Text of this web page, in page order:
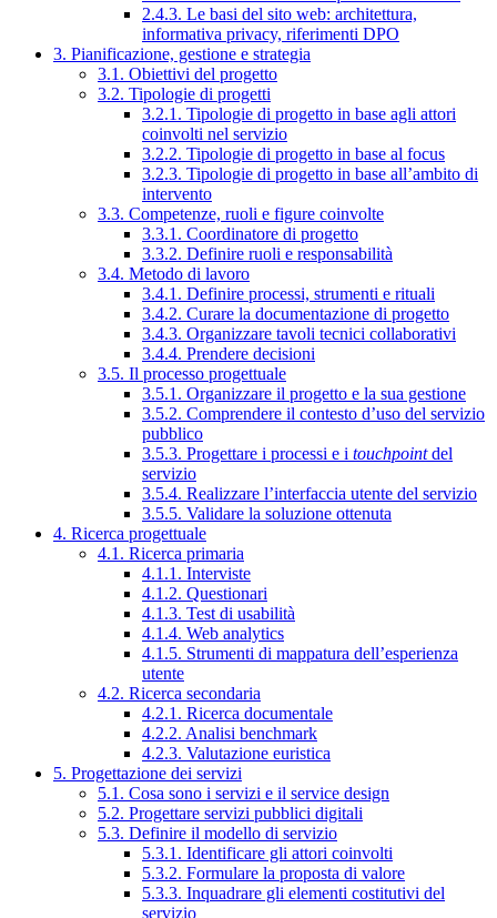
2.4.3. Le basi del sito web: architettura,
informativa privacy, riferimenti DPO
3. Pianificazione, gestione e strategia
3.1. Obiettivi del progetto
3.2. Tipologie di progetti
3.2.1. Tipologie di progetto in base agli attori
coinvolti nel servizio
3.2.2. Tipologie di progetto in base al focus
3.2.3. Tipologie di progetto in base all’ambito di
intervento
3.3. Competenze, ruoli e figure coinvolte
3.3.1. Coordinatore di progetto
3.3.2. Definire ruoli e responsabilità
3.4. Metodo di lavoro
3.4.1. Definire processi, strumenti e rituali
3.4.2. Curare la documentazione di progetto
3.4.3. Organizzare tavoli tecnici collaborativi
3.4.4. Prendere decisioni
3.5. Il processo progettuale
3.5.1. Organizzare il progetto e la sua gestione
3.5.2. Comprendere il contesto d’uso del servizio
pubblico
3.5.3. Progettare i processi e i touchpointdel
servizio
3.5.4. Realizzare l’interfaccia utente del servizio
3.5.5. Validare la soluzione ottenuta
4. Ricerca progettuale
4.1. Ricerca primaria
4.1.1. Interviste
4.1.2. Questionari
4.1.3. Test di usabilità
4.1.4. Web analytics
4.1.5. Strumenti di mappatura dell’esperienza
utente
4.2. Ricerca secondaria
4.2.1. Ricerca documentale
4.2.2. Analisi benchmark
4.2.3. Valutazione euristica
5. Progettazione dei servizi
5.1. Cosa sono i servizi e il service design
5.2. Progettare servizi pubblici digitali
5.3. Definire il modello di servizio
5.3.1. Identificare gli attori coinvolti
5.3.2. Formulare la proposta di valore
5.3.3. Inquadrare gli elementi costitutivi del
servizio